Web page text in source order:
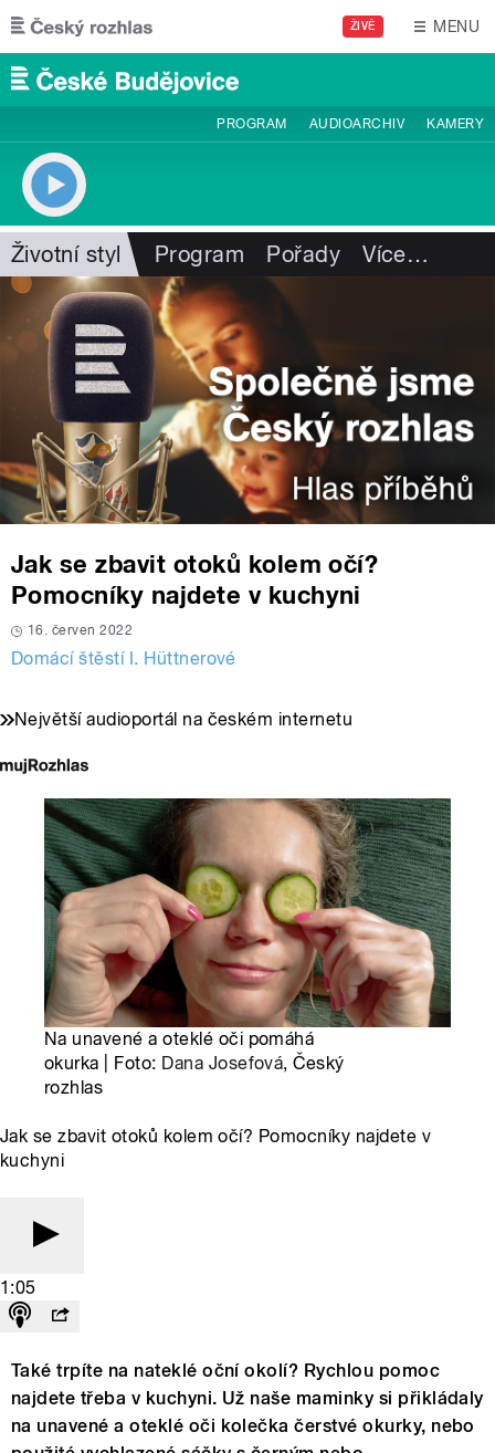
Přejít k hlavnímu obsahu
ŽIVĚ MENU
PROGRAM AUDIOARCHIV KAMERY
Životní styl Program Pořady Více…
Jak se zbavit otoků kolem očí?
Pomocníky najdete v kuchyni
16. červen 2022
Domácí štěstí I. Hüttnerové
Největší audioportál na českém internetu
Na unavené a oteklé oči pomáhá
okurka | Foto: Dana Josefová, Český
rozhlas
Jak se zbavit otoků kolem očí? Pomocníky najdete v
kuchyni
1:05
Také trpíte na nateklé oční okolí? Rychlou pomoc
najdete třeba v kuchyni. Už naše maminky si přikládaly
na unavené a oteklé oči kolečka čerstvé okurky, nebo